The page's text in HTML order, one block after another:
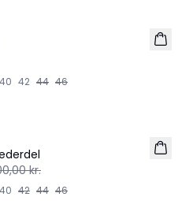
40 42 44 46
kr.
40 42 44 46